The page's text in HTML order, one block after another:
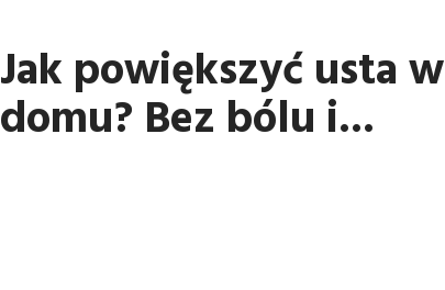
Jak powiększyć usta w
domu? Bez bólu i...